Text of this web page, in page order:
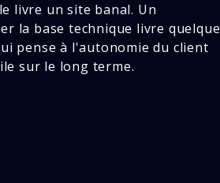
livre un site banal. Un
la base technique livre quelque
pense à l'autonomie du client
sur le long terme.